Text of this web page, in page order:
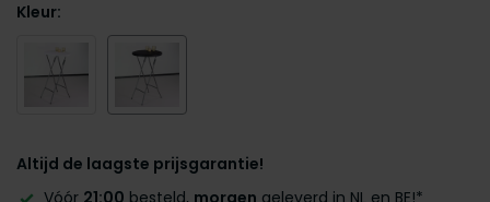
Kleur:
Altijd de laagste prijsgarantie!
Vóór 21:00 besteld, morgen geleverd in NL en BE!*